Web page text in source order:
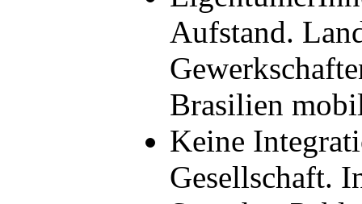
Aufstand.
Brasilien
Keine
Gesellschaft.